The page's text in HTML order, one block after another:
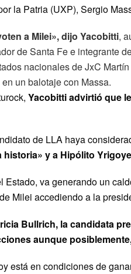
la Patria (UXP), Sergio
a Milei», dijo Yacobitti,
de Santa Fe e integrante
nacionales de JxC
un balotaje con Massa.
Yacobitti advirtió que
de LLA haya
y a Hipólito
va generando un
Milei accediendo a la
Bullrich, la candidata
aunque
está en condiciones de